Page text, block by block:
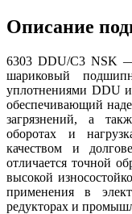
Описание
6303 DDU/C3 NSK —
шариковый
уплотнениями DDU
обеспечивающий
загрязнений, а
оборотах и
качеством и
отличается точной
высокой
применения в
редукторах и